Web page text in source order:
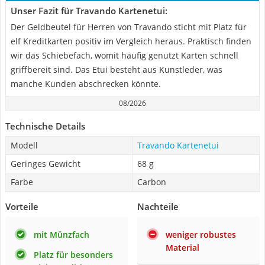
Unser Fazit für Travando Kartenetui:
Der Geldbeutel für Herren von Travando sticht mit Platz für
elf Kreditkarten positiv im Vergleich heraus. Praktisch finden
wir das Schiebefach, womit häufig genutzt Karten schnell
griffbereit sind. Das Etui besteht aus Kunstleder, was
manche Kunden abschrecken könnte.
08/2026
Technische Details
Modell
Travando Kartenetui
Geringes Gewicht
68 g
Farbe
Carbon
Vorteile
mit Münzfach
Platz für besonders
Nachteile
weniger robustes
Material